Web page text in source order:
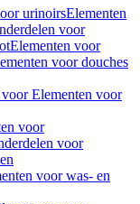
urinoirsElementen
voor
Elementen voor
voor douches
Elementen voor
voor
voor
voor was- en